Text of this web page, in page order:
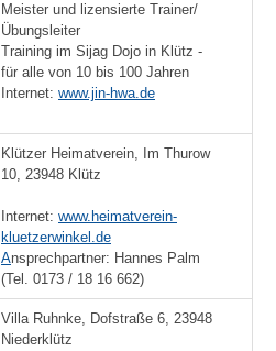
Meister und lizensierte Trainer/
Übungsleiter
Training im Sijag Dojo in Klütz -
für alle von 10 bis 100 Jahren
Internet: www.jin-hwa.de
Klützer Heimatverein, Im Thurow
10, 23948 Klütz
Internet: www.heimatverein-
kluetzerwinkel.de
Ansprechpartner: Hannes Palm
(Tel. 0173 / 18 16 662)
Villa Ruhnke, Dofstraße 6, 23948
Niederklütz